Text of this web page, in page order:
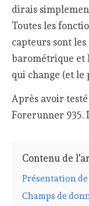
dirais
Toutes les
capteurs sont
barométrique et
qui change (et le
Après avoir testé
Forerunner 935.
Contenu de
Présentation
Champs de